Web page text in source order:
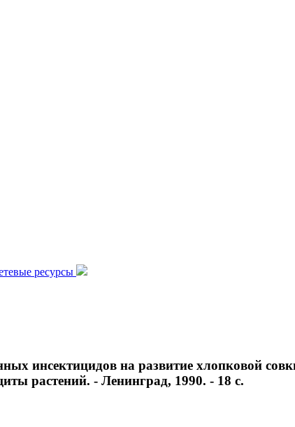
ресурсы
инсектицидов на развитие хлопковой
растений. - Ленинград, 1990. - 18 с.